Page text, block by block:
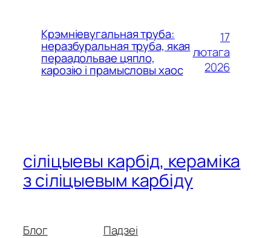
Крэмніевугальная труба:
неразбуральная труба, якая
пераадольвае цяпло,
карозію і прамысловы хаос
17
лютага
2026
сіліцыевы карбід, кераміка
з сіліцыевым карбіду
Блог
Падзеі
Basque
Bosnian
Danish
Dutch
Dutch (Belgium)